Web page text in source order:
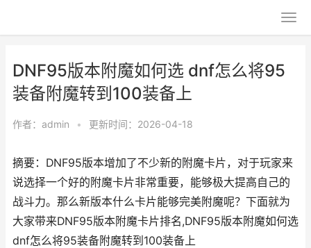
DNF95版本附魔如何选 dnf怎么将95
装备附魔转到100装备上
作者： admin • 更新时间：2026-04-18
摘要：DNF95版本增加了不少新的附魔卡片，对于玩家来
说选择一个好的附魔卡片非常重要，能够极大提高自己的
战斗力。那么新版本什么卡片能够完美附魔呢？下面就为
大家带来DNF95版本附魔卡片排名,DNF95版本附魔如何选
dnf怎么将95装备附魔转到100装备上